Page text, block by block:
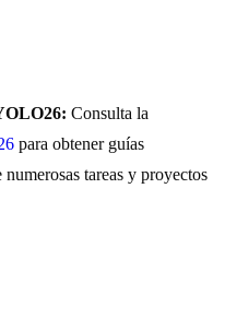
Consulta la
para obtener guías
tareas y proyectos